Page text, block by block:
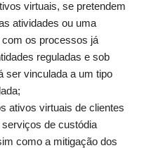
virtuais, se pretendem
atividades ou uma
os processos já
reguladas e sob
ser vinculada a um tipo
ativos virtuais de clientes
de custódia
como a mitigação dos